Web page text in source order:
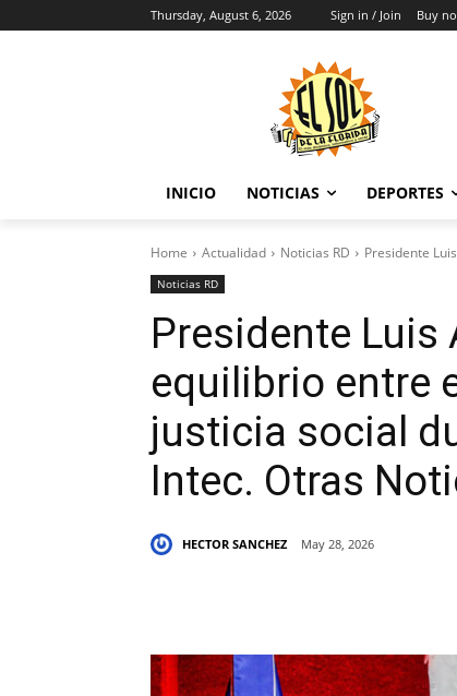
Thursday, August 6, 2026 Sign in / Join Buy
INICIO NOTICIAS DEPORTES
Home Actualidad Noticias RD Presidente
Noticias RD
Presidente Luis
equilibrio entre
justicia social
Intec. Otras
HECTOR SANCHEZ May 28, 2026